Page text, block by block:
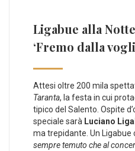
Ligabue alla
‘Fremo dalla
Attesi oltre 200 mila
Taranta, la festa in cui
tipico del Salento. Ospite
speciale sarà Luciano
ma trepidante. Un Ligabue
sempre temuto che al